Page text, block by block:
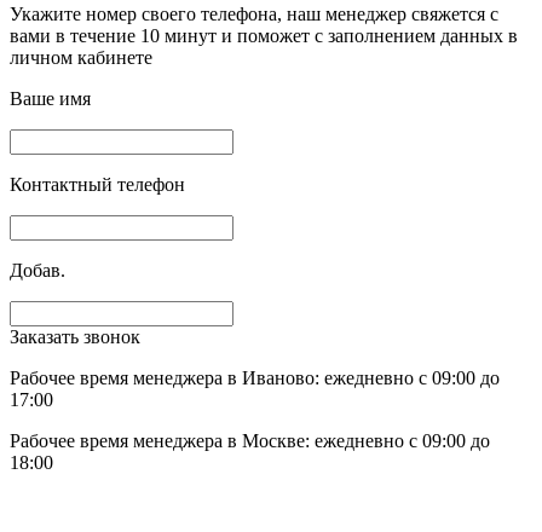
Укажите номер своего телефона, наш менеджер свяжется с
вами в течение 10 минут и поможет с заполнением данных в
личном кабинете
Ваше имя
Контактный телефон
Добав.
Заказать звонок
Рабочее время менеджера в Иваново: ежедневно с 09:00 до
17:00
Рабочее время менеджера в Москве: ежедневно с 09:00 до
18:00